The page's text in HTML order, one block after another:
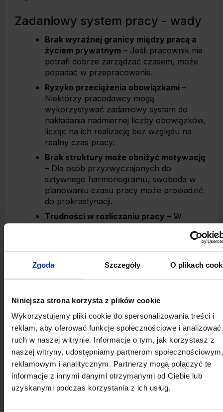
Zgoda Szczegóły O plikach
Niniejsza strona korzysta z plików cookie
Wykorzystujemy pliki cookie do spersonalizowania treści i
reklam, aby oferować funkcje społecznościowe i analizować
ruch w naszej witrynie. Informacje o tym, jak korzystasz z
naszej witryny, udostępniamy partnerom społecznościowym,
reklamowym i analitycznym. Partnerzy mogą połączyć te
informacje z innymi danymi otrzymanymi od Ciebie lub
uzyskanymi podczas korzystania z ich usług.
Zadaniowy system pracy - wady
Brak wyraźnej granicy między pracą a
życiem prywatnym – Jeśli pracownik nie
potrafi dobrze zarządzać czasem, może
popadać w przepracowanie.
Ryzyko przeciążenia obowiązkami –
Niektórzy pracodawcy mogą
wykorzystywać zadaniowy system do
nakładania nadmiernej liczby obowiązków,
licząc na ich realizację bez względu na
realny czas pracy.
Brak struktury może obniżyć motywację
– Dla osób przyzwyczajonych do
sztywnego harmonogramu, swoboda w
planowaniu czasu pracy może prowadzić
do prokrastynacji.
Trudności w rozliczaniu pracy – W
może utrudniać wykazanie nadgodzin lub
sprawiedliwe wynagradzanie pracowników.
Zadaniowy system pracy - zalety
Możliwość samodzielnego ustalania
harmonogramu sprawia, że pracownicy
często działają bardziej efektywnie i
skupiają się na wynikach, a nie na
„odsiedzeniu” godzin.
Większa elastyczność w planowaniu
czasu pracy– Zadaniowy system daje
możliwość dopasowania obowiązków do
lepszemu wykorzystaniu energii i